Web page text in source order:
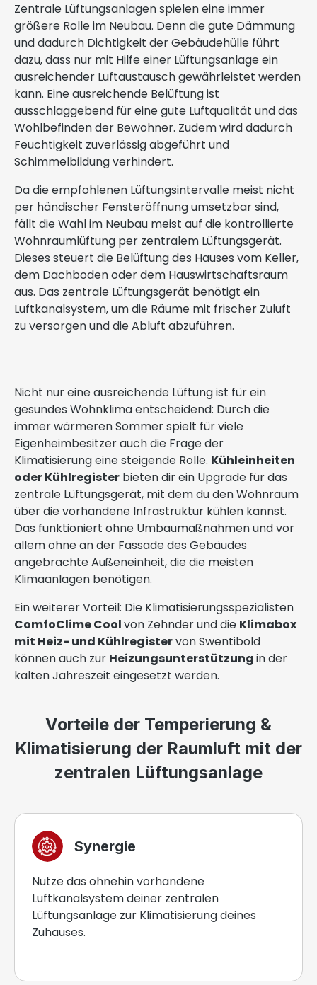
Zentrale Lüftungsanlagen spielen eine immer
größere Rolle im Neubau. Denn die gute Dämmung
und dadurch Dichtigkeit der Gebäudehülle führt
dazu, dass nur mit Hilfe einer Lüftungsanlage ein
ausreichender Luftaustausch gewährleistet werden
kann. Eine ausreichende Belüftung ist
ausschlaggebend für eine gute Luftqualität und das
Wohlbefinden der Bewohner. Zudem wird dadurch
Feuchtigkeit zuverlässig abgeführt und
Schimmelbildung verhindert.
Da die empfohlenen Lüftungsintervalle meist nicht
per händischer Fensteröffnung umsetzbar sind,
fällt die Wahl im Neubau meist auf die kontrollierte
Wohnraumlüftung per zentralem Lüftungsgerät.
Dieses steuert die Belüftung des Hauses vom Keller,
dem Dachboden oder dem Hauswirtschaftsraum
aus. Das zentrale Lüftungsgerät benötigt ein
Luftkanalsystem, um die Räume mit frischer Zuluft
zu versorgen und die Abluft abzuführen.
Nicht nur eine ausreichende Lüftung ist für ein
gesundes Wohnklima entscheidend: Durch die
immer wärmeren Sommer spielt für viele
Eigenheimbesitzer auch die Frage der
Klimatisierung eine steigende Rolle. Kühleinheiten
oder Kühlregister bieten dir ein Upgrade für das
zentrale Lüftungsgerät, mit dem du den Wohnraum
über die vorhandene Infrastruktur kühlen kannst.
Das funktioniert ohne Umbaumaßnahmen und vor
allem ohne an der Fassade des Gebäudes
angebrachte Außeneinheit, die die meisten
Klimaanlagen benötigen.
Ein weiterer Vorteil: Die Klimatisierungsspezialisten
ComfoClime Coolvon Zehnder und die Klimabox
mit Heiz- und Kühlregistervon Swentibold
können auch zur Heizungsunterstützungin der
kalten Jahreszeit eingesetzt werden.
Vorteile der Temperierung &
Klimatisierung der Raumluft mit der
zentralen Lüftungsanlage
Synergie
Nutze das ohnehin vorhandene
Luftkanalsystem deiner zentralen
Lüftungsanlage zur Klimatisierung deines
Zuhauses.